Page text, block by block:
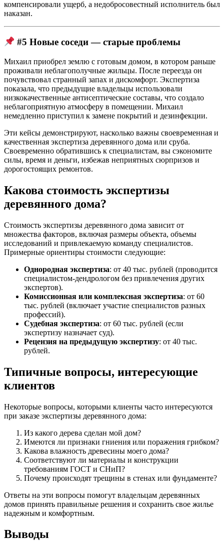
компенсировали ущерб, а недобросовестный исполнитель был
наказан.
#5 Новые соседи — старые проблемы
Михаил приобрел землю с готовым домом, в котором раньше
проживали неблагополучные жильцы. После переезда он
почувствовал странный запах и дискомфорт. Экспертиза
показала, что предыдущие владельцы использовали
низкокачественные антисептические составы, что создало
неблагоприятную атмосферу в помещении. Михаил
немедленно приступил к замене покрытий и дезинфекции.
Эти кейсы демонстрируют, насколько важны своевременная и
качественная экспертиза деревянного дома или сруба.
Своевременно обратившись к специалистам, вы сэкономите
силы, время и деньги, избежав неприятных сюрпризов и
дорогостоящих ремонтов.
Какова стоимость экспертизы
деревянного дома?
Стоимость экспертизы деревянного дома зависит от
множества факторов, включая размеры объекта, объемы
исследований и привлекаемую команду специалистов.
Примерные ориентиры стоимости следующие:
Однородная экспертиза: от 40 тыс. рублей (проводится
специалистом-дендрологом без привлечения других
экспертов).
Комиссионная или комплексная экспертиза: от 60
тыс. рублей (включает участие специалистов разных
профессий).
Судебная экспертиза: от 60 тыс. рублей (если
экспертизу назначает суд).
Рецензия на предыдущую экспертизу: от 40 тыс.
рублей.
Типичные вопросы, интересующие
клиентов
Некоторые вопросы, которыми клиенты часто интересуются
при заказе экспертизы деревянного дома:
Из какого дерева сделан мой дом?
Имеются ли признаки гниения или поражения грибком?
Какова влажность древесины моего дома?
Соответствуют ли материалы и конструкции
требованиям ГОСТ и СНиП?
Почему происходят трещины в стенах или фундаменте?
Ответы на эти вопросы помогут владельцам деревянных
домов принять правильные решения и сохранить свое жилье
надежным и комфортным.
Выводы